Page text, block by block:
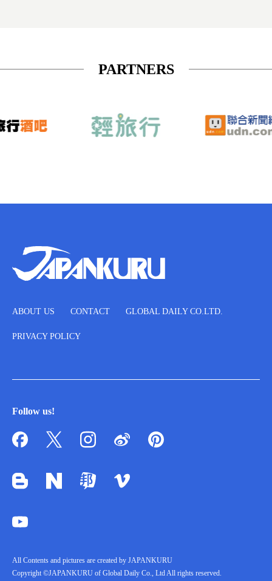
PARTNERS
ABOUT US CONTACT GLOBAL DAILY CO.LTD.
PRIVACY POLICY
Follow us!
All Contents and pictures are created by JAPANKURU
Copyright ©JAPANKURU of Global Daily Co., Ltd All rights reserved.